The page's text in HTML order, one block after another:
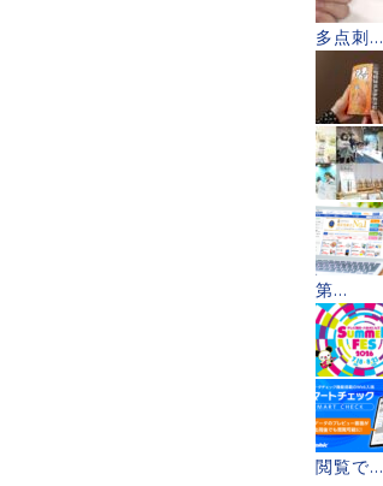
多点刺...
第...
閲覧で...